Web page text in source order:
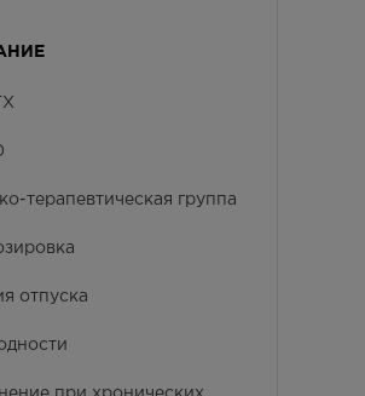
терапевтическая группа
отпуска